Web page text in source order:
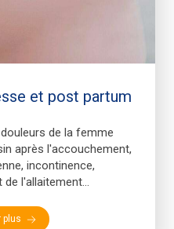
et post partum
de la femme
après l'accouchement,
incontinence,
l'allaitement...
plus